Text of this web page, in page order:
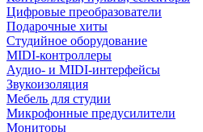
Цифровые преобразователи
Подарочные хиты
Студийное оборудование
MIDI-контроллеры
Аудио- и MIDI-интерфейсы
Звукоизоляция
Мебель для студии
Микрофонные предусилители
Мониторы